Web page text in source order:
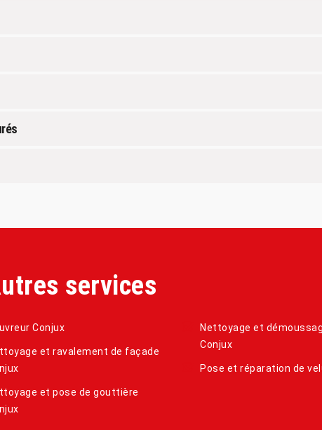
services
Conjux
et ravalement de façade
et pose de gouttière
Nettoyage et
Conjux
Pose et réparation de